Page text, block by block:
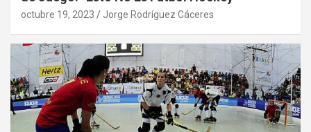
octubre 19, 2023 Jorge Rodríguez Cáceres